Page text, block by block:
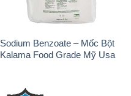
Sodium Benzoate – Mốc Bột
Kalama Food Grade Mỹ Usa